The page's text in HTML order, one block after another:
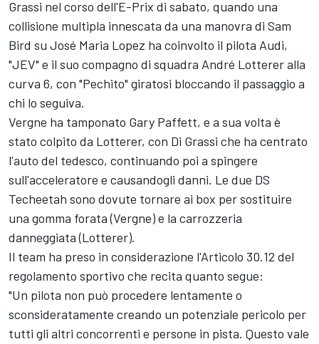
Grassi nel corso dell'E-Prix di sabato, quando una
collisione multipla innescata da una manovra di Sam
Bird su José Maria Lopez ha coinvolto il pilota Audi,
"JEV" e il suo compagno di squadra André Lotterer alla
curva 6, con "Pechito" giratosi bloccando il passaggio a
chi lo seguiva.
Vergne ha tamponato Gary Paffett, e a sua volta è
stato colpito da Lotterer, con Di Grassi che ha centrato
l'auto del tedesco, continuando poi a spingere
sull'acceleratore e causandogli danni. Le due DS
Techeetah sono dovute tornare ai box per sostituire
una gomma forata (Vergne) e la carrozzeria
danneggiata (Lotterer).
Il team ha preso in considerazione l'Articolo 30.12 del
regolamento sportivo che recita quanto segue:
"Un pilota non può procedere lentamente o
sconsideratamente creando un potenziale pericolo per
tutti gli altri concorrenti e persone in pista. Questo vale